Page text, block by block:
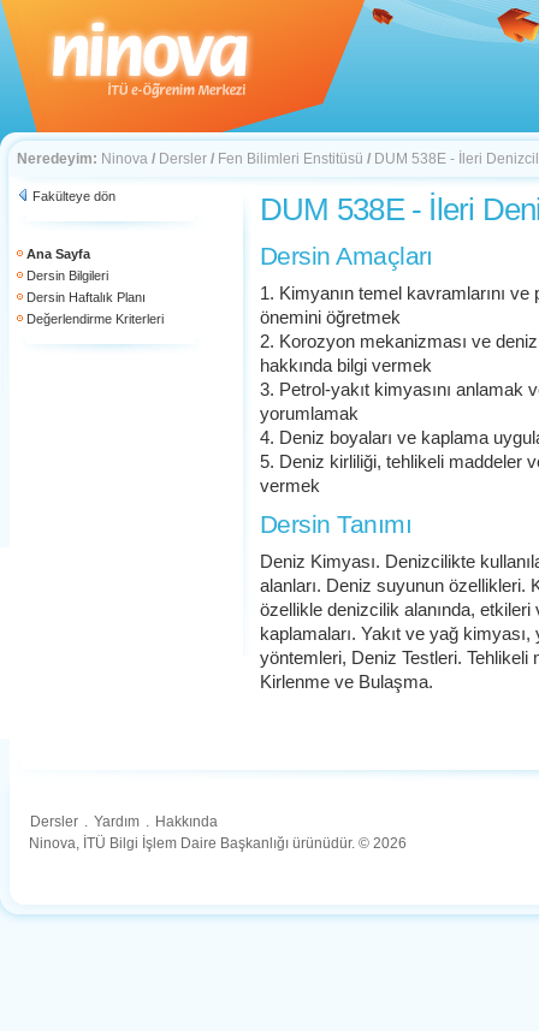
Neredeyim: Ninova / Dersler / Fen Bilimleri Enstitüsü / DUM 538E - İleri
Fakülteye dön
Ana Sayfa
Dersin Bilgileri
Dersin Haftalık Planı
Değerlendirme Kriterleri
DUM 538E - İleri
Dersin Amaçları
1. Kimyanın temel kavramlarını
önemini öğretmek
2. Korozyon mekanizması ve
hakkında bilgi vermek
3. Petrol-yakıt kimyasını anlamak
yorumlamak
4. Deniz boyaları ve kaplama
5. Deniz kirliliği, tehlikeli maddeler
vermek
Dersin Tanımı
Deniz Kimyası. Denizcilikte
alanları. Deniz suyunun özellikleri.
özellikle denizcilik alanında,
kaplamaları. Yakıt ve yağ
yöntemleri, Deniz Testleri. Tehlikeli
Kirlenme ve Bulaşma.
Dersler . Yardım . Hakkında
Ninova, İTÜ Bilgi İşlem Daire Başkanlığı ürünüdür. © 2026